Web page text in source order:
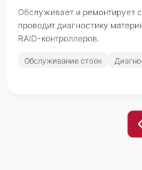
Обслуживает и ремонтирует
проводит диагностику
RAID-контроллеров.
Обслуживание стоек